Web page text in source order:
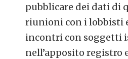
pubblicare dei dati di
riunioni con i lobbisti
incontri con soggetti
nell’apposito registro